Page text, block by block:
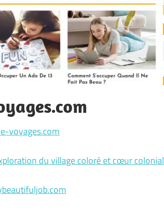
voyages.com
du village coloré et cœur colonial